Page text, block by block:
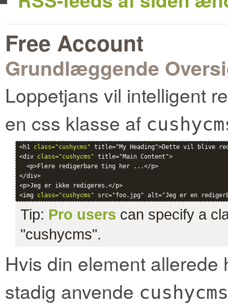
Free Account
Grundlæggende
Loppetjans vil intelligent
en css klasse af
<h1 class="cushycms" title="My Heading">Dette vil blive
<div class="cushycms" title="Main Content">
  <p>Flere redigerbare ting her ...</p>
</div>
<p>Jeg er ikke redigeres.</p>
<img class="cushycms"
Tip: Pro users can specify a
"cushycms".
Hvis din element
stadig anvende cushycms